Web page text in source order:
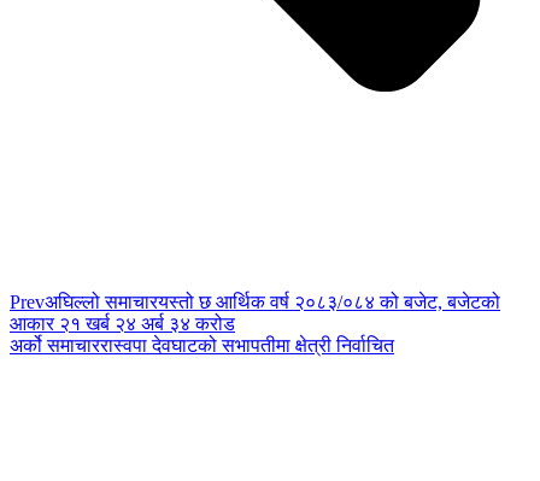
Prevअघिल्लो समाचारयस्तो छ आर्थिक वर्ष २०८३/०८४ को बजेट, बजेटको
आकार २१ खर्ब २४ अर्ब ३४ करोड
अर्को समाचाररास्वपा देवघाटको सभापतीमा क्षेत्री निर्वाचित